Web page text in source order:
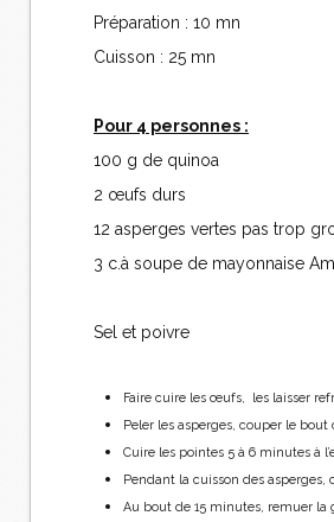
Préparation : 10 mn
Cuisson : 25 mn
Pour 4 personnes :
100 g de quinoa
2 œufs durs
12 asperges vertes pas trop
3 c.à soupe de mayonnaise
Sel et poivre
Faire cuire les œufs, les laisser
Peler les asperges, couper le
Cuire les pointes 5 à 6 minutes à
Pendant la cuisson des
Au bout de 15 minutes, remuer la